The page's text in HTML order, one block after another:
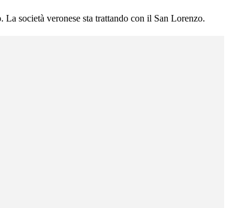
società veronese sta trattando con il San Lorenzo.